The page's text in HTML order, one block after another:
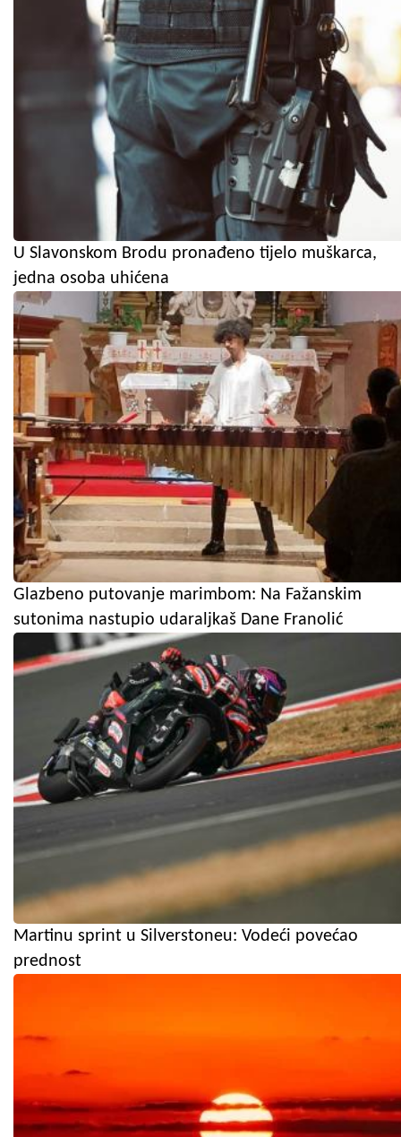
U Slavonskom Brodu pronađeno tijelo muškarca,
jedna osoba uhićena
Glazbeno putovanje marimbom: Na Fažanskim
sutonima nastupio udaraljkaš Dane Franolić
Martinu sprint u Silverstoneu: Vodeći povećao
prednost